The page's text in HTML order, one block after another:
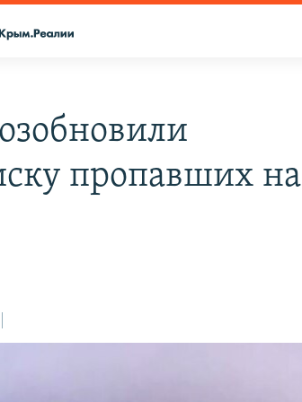
пропавших на